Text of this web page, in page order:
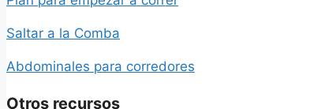
Saltar a la Comba
Abdominales para corredores
Otros recursos